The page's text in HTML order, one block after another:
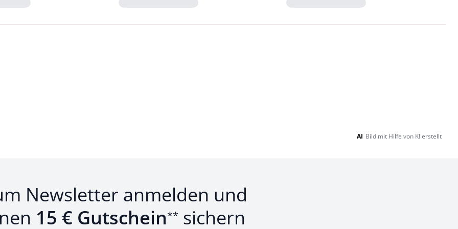
AI Bild mit Hilfe von KI erstellt
Newsletter anmelden und
15 € Gutschein** sichern